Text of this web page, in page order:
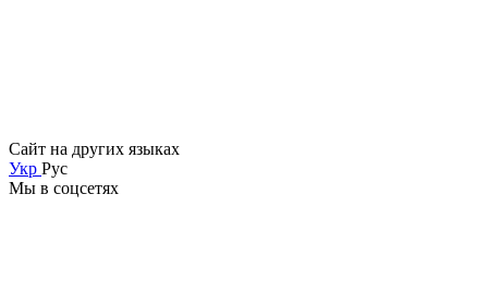
Сайт на других языках
Укр Рус
Мы в соцсетях